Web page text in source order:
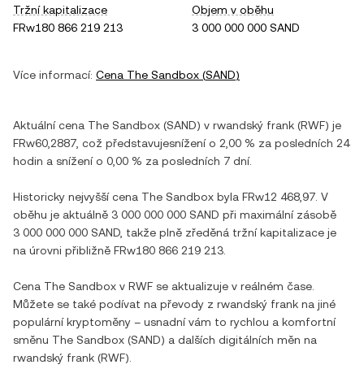
Tržní kapitalizace
FRw180 866 219 213
Objem v oběhu
3 000 000 000 SAND
Více informací: Cena The Sandbox (SAND)
Aktuální cena The Sandbox (SAND) v rwandský frank (RWF) je
FRw60,2887 , což představujesníženío 2,00 % za posledních 24
hodin a sníženío 0,00 % za posledních 7 dní.
Historicky nejvyšší cena The Sandbox byla FRw12 468,97 . V
oběhu je aktuálně 3 000 000 000 SAND při maximální zásobě
3 000 000 000 SAND , takže plně zředěná tržní kapitalizace je
na úrovni přibližně FRw180 866 219 213
Cena The Sandbox v RWF se aktualizuje v reálném čase.
Můžete se také podívat na převody z rwandský frank na jiné
populární kryptoměny – usnadní vám to rychlou a komfortní
směnu The Sandbox (SAND) a dalších digitálních měn na
rwandský frank (RWF).